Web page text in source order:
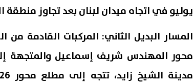
يوليو في اتجاه ميدان لبنان بعد تجاوز منطقة
المسار البديل الثاني: المركبات القادمة